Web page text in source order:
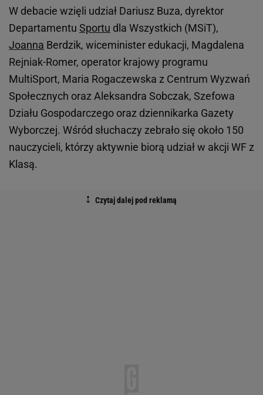
W debacie wzięli udział Dariusz Buza, dyrektor
Departamentu Sportu dla Wszystkich (MSiT),
Joanna Berdzik, wiceminister edukacji, Magdalena
Rejniak-Romer, operator krajowy programu
MultiSport, Maria Rogaczewska z Centrum Wyzwań
Społecznych oraz Aleksandra Sobczak, Szefowa
Działu Gospodarczego oraz dziennikarka Gazety
Wyborczej. Wśród słuchaczy zebrało się około 150
nauczycieli, którzy aktywnie biorą udział w akcji WF z
Klasą.